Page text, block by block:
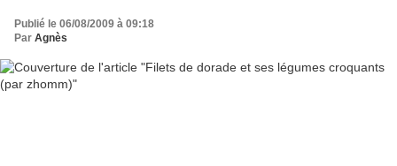
Publié le 06/08/2009 à 09:18
Par Agnès